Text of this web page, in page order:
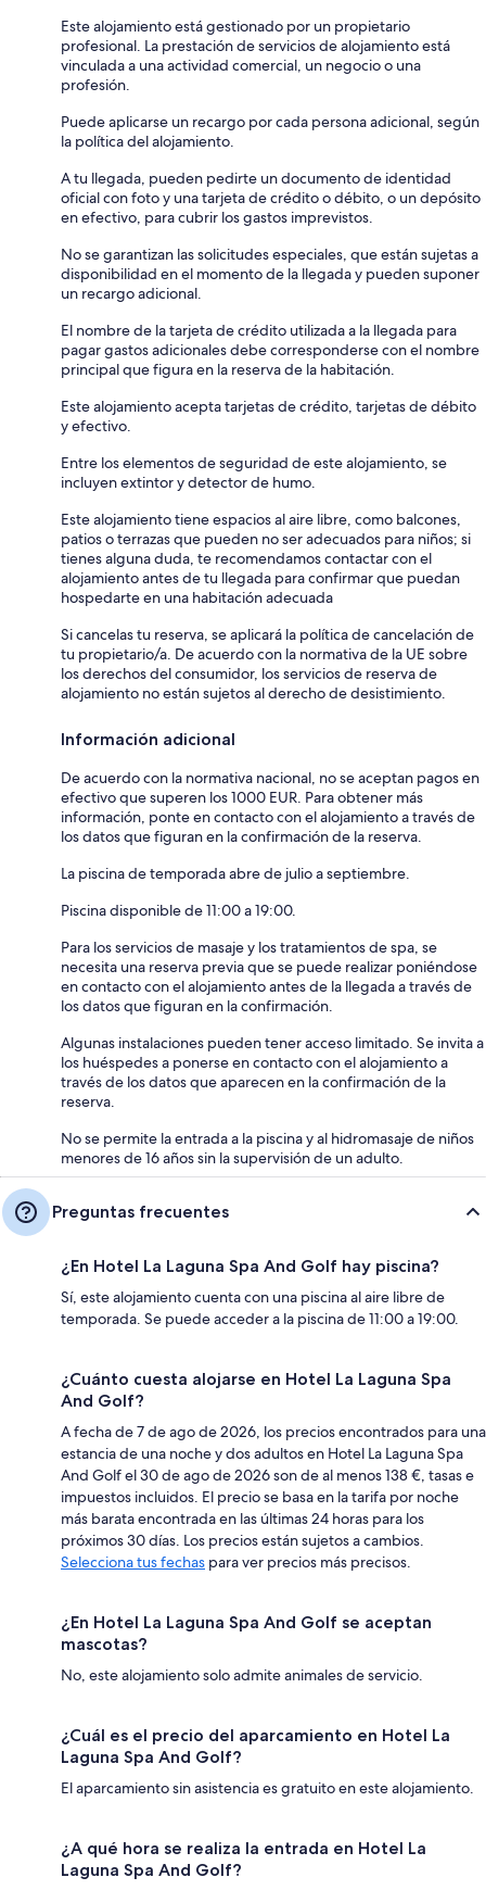
Este alojamiento está gestionado por un propietario
profesional. La prestación de servicios de alojamiento está
vinculada a una actividad comercial, un negocio o una
profesión.
Puede aplicarse un recargo por cada persona adicional, según
la política del alojamiento.
A tu llegada, pueden pedirte un documento de identidad
oficial con foto y una tarjeta de crédito o débito, o un depósito
en efectivo, para cubrir los gastos imprevistos.
No se garantizan las solicitudes especiales, que están sujetas a
disponibilidad en el momento de la llegada y pueden suponer
un recargo adicional.
El nombre de la tarjeta de crédito utilizada a la llegada para
pagar gastos adicionales debe corresponderse con el nombre
principal que figura en la reserva de la habitación.
Este alojamiento acepta tarjetas de crédito, tarjetas de débito
y efectivo.
Entre los elementos de seguridad de este alojamiento, se
incluyen extintor y detector de humo.
Este alojamiento tiene espacios al aire libre, como balcones,
patios o terrazas que pueden no ser adecuados para niños; si
tienes alguna duda, te recomendamos contactar con el
alojamiento antes de tu llegada para confirmar que puedan
hospedarte en una habitación adecuada
Si cancelas tu reserva, se aplicará la política de cancelación de
tu propietario/a. De acuerdo con la normativa de la UE sobre
los derechos del consumidor, los servicios de reserva de
alojamiento no están sujetos al derecho de desistimiento.
Información adicional
De acuerdo con la normativa nacional, no se aceptan pagos en
efectivo que superen los 1000 EUR. Para obtener más
información, ponte en contacto con el alojamiento a través de
los datos que figuran en la confirmación de la reserva.
La piscina de temporada abre de julio a septiembre.
Piscina disponible de 11:00 a 19:00.
Para los servicios de masaje y los tratamientos de spa, se
necesita una reserva previa que se puede realizar poniéndose
en contacto con el alojamiento antes de la llegada a través de
los datos que figuran en la confirmación.
Algunas instalaciones pueden tener acceso limitado. Se invita a
los huéspedes a ponerse en contacto con el alojamiento a
través de los datos que aparecen en la confirmación de la
reserva.
No se permite la entrada a la piscina y al hidromasaje de niños
menores de 16 años sin la supervisión de un adulto.
Preguntas frecuentes
¿En Hotel La Laguna Spa And Golf hay piscina?
Sí, este alojamiento cuenta con una piscina al aire libre de
temporada. Se puede acceder a la piscina de 11:00 a 19:00.
¿Cuánto cuesta alojarse en Hotel La Laguna Spa
And Golf?
A fecha de 7 de ago de 2026, los precios encontrados para una
estancia de una noche y dos adultos en Hotel La Laguna Spa
And Golf el 30 de ago de 2026 son de al menos 138 €, tasas e
impuestos incluidos. El precio se basa en la tarifa por noche
más barata encontrada en las últimas 24 horas para los
próximos 30 días. Los precios están sujetos a cambios.
Selecciona tus fechas para ver precios más precisos.
¿En Hotel La Laguna Spa And Golf se aceptan
mascotas?
No, este alojamiento solo admite animales de servicio.
¿Cuál es el precio del aparcamiento en Hotel La
Laguna Spa And Golf?
El aparcamiento sin asistencia es gratuito en este alojamiento.
¿A qué hora se realiza la entrada en Hotel La
Laguna Spa And Golf?